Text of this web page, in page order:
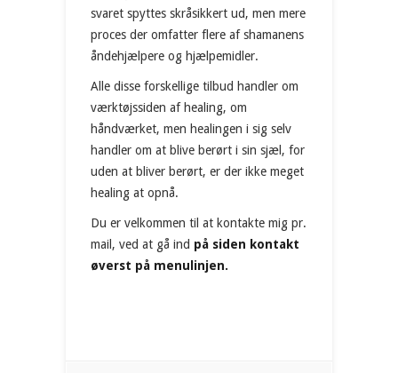
svaret spyttes skråsikkert ud, men mere
proces der omfatter flere af shamanens
åndehjælpere og hjælpemidler.
Alle disse forskellige tilbud handler om
værktøjssiden af healing, om
håndværket, men healingen i sig selv
handler om at blive berørt i sin sjæl, for
uden at bliver berørt, er der ikke meget
healing at opnå.
Du er velkommen til at kontakte mig pr.
mail, ved at gå ind på siden kontakt
øverst på menulinjen.